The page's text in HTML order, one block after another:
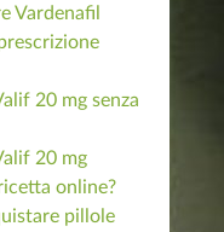
Vardenafil
20 mg senza
20 mg
online?
pillole